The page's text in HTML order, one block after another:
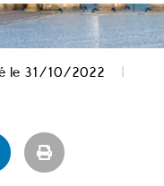
le31/10/2022